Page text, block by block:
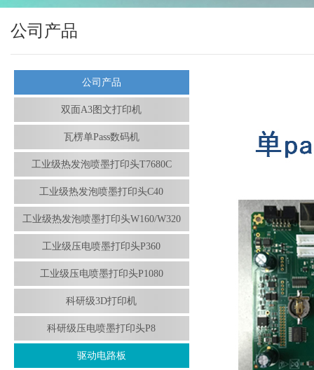
公司产品
公司产品
双面A3图文打印机
瓦楞单Pass数码机
工业级热发泡喷墨打印头T7680C
工业级热发泡喷墨打印头C40
工业级热发泡喷墨打印头W160/W320
工业级压电喷墨打印头P360
工业级压电喷墨打印头P1080
科研级3D打印机
科研级压电喷墨打印头P8
驱动电路板